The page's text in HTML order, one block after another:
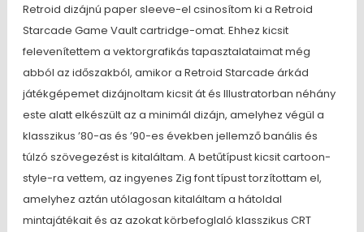
Retroid dizájnú paper sleeve-el csinosítom ki a Retroid
Starcade Game Vault cartridge-omat. Ehhez kicsit
felevenítettem a vektorgrafikás tapasztalataimat még
abból az időszakból, amikor a Retroid Starcade árkád
játékgépemet dizájnoltam kicsit át és Illustratorban néhány
este alatt elkészült az a minimál dizájn, amelyhez végül a
klasszikus ’80-as és ’90-es években jellemző banális és
túlzó szövegezést is kitaláltam. A betűtípust kicsit cartoon-
style-ra vettem, az ingyenes Zig font típust torzítottam el,
amelyhez aztán utólagosan kitaláltam a hátoldal
mintajátékait és az azokat körbefoglaló klasszikus CRT